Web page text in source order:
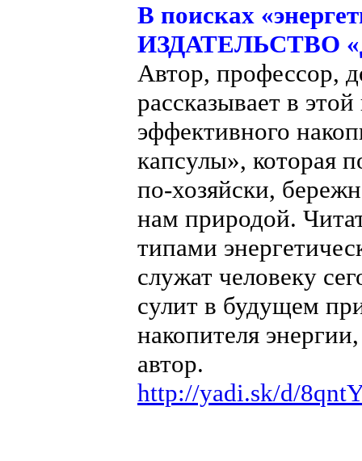
В поисках
ИЗДАТЕЛЬСТВО
Автор, профессор,
рассказывает в
эффективного
капсулы», которая
по-хозяйски,
нам природой.
типами
служат человеку
сулит в будущем
накопителя
автор.
http://yadi.sk/d/